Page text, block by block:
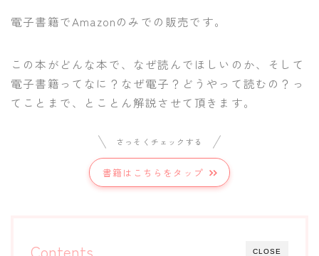
電子書籍でAmazonのみでの販売です。
この本がどんな本で、なぜ読んでほしいのか、そして
電子書籍ってなに？なぜ電子？どうやって読むの？っ
てことまで、とことん解説させて頂きます。
さっそくチェックする
書籍はこちらをタップ
CLOSE
Contents